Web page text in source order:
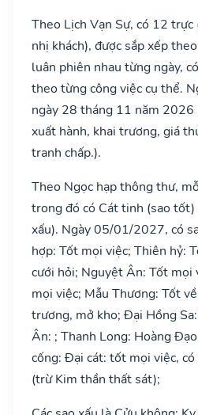
Theo Lịch Vạn Sự, có 12
nhị khách), được sắp xếp
luân phiên nhau từng ngày,
theo từng công việc cụ thể.
ngày 28 tháng 11 năm 2026
xuất hành, khai trương, giá
tranh chấp.).
Theo Ngọc hạp thông thư,
trong đó có Cát tinh (sao
xấu). Ngày 05/01/2027, có
hợp: Tốt mọi việc; Thiên hỷ:
cưới hỏi; Nguyệt Ân: Tốt mọi
mọi việc; Mẫu Thương: Tốt
trương, mở kho; Đại Hồng
Ân: ; Thanh Long: Hoàng
cống: Đại cát: tốt mọi việc,
(trừ Kim thần thất sát);